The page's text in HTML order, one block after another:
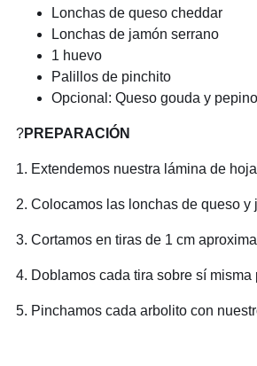
Lonchas de queso cheddar
Lonchas de jamón serrano
1 huevo
Palillos de pinchito
Opcional: Queso gouda y
?PREPARACIÓN
1. Extendemos nuestra lámina de
2. Colocamos las lonchas de queso
3. Cortamos en tiras de 1 cm
4. Doblamos cada tira sobre sí
5. Pinchamos cada arbolito con